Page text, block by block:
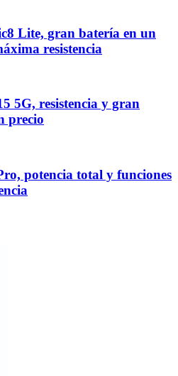
Lite, gran batería en un
resistencia
5G, resistencia y gran
precio
potencia total y funciones